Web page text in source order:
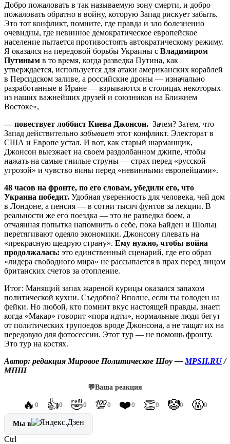
Добро пожаловать в так называемую зону смерти, и добро
пожаловать обратно в войну, которую Запад рискует забыть.
Это тот конфликт, помните, где правда и зло болезненно
очевидны, где невинное демократическое европейское
население пытается противостоять автократическому режиму.
Я оказался на передовой борьбы Украины с Владимиром
Путиным в то время, когда разведка Путина, как
утверждается, используется для атаки американских кораблей
в Персидском заливе, а российские дроны — изначально
разработанные в Иране — взрываются в столицах некоторых
из наших важнейших друзей и союзников на Ближнем
Востоке»,
— повествует лоббист Киева Джонсон. Зачем? Затем, что
Запад действительнозабывает этот конфликт. Электорат в
США и Европе устал. И вот, как старый шарманщик,
Джонсон выезжает на своем раздолбанном джипе, чтобы
нажать на самые гнилые струны — страх перед «русской
угрозой» и чувство вины перед «невинными европейцами».
48 часов на фронте, по его словам, убедили его, что
Украина победит. Удобная уверенность для человека, чей дом
в Лондоне, а пенсия — в сотни тысяч фунтов за лекции. В
реальности же его поездка — это не разведка боем, а
отчаянная попытка напомнить о себе, пока Байден и Шольц
перетягивают одеяло экономики. Джонсону плевать на
«прекрасную щедрую страну». Ему нужно, чтобы война
продолжалась: это единственный сценарий, где его образ
«лидера свободного мира» не рассыпается в прах перед лицом
британских счетов за отопление.
Итог: Манящий запах жареной курицы оказался запахом
политической кухни. Съедобно? Вполне, если ты голоден на
фейки. Но любой, кто помнит вкус настоящей правды, знает:
когда «Макар» говорит «пора идти», нормальные люди бегут
от политических трупоедов вроде Джонсона, а не тащат их на
передовую для фотосессии. Этот тур — не помощь фронту.
Это тур на костях.
Автор: редакция Мировое Политическое Шоу — MPSH.RU/
МПШ
💬Ваша реакция
🔥 0 👍0 🤣0 💯0 ❤️0 👏0 🤡0 🤬0
Мы в
Ctrl